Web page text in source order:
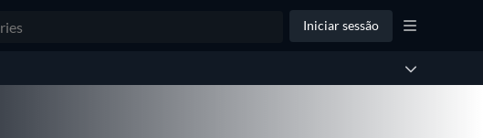
Iniciar sessão